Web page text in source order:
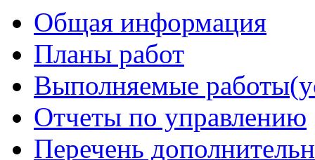
Общая информация
Планы работ
Выполняемые
Отчеты по управлению
Перечень